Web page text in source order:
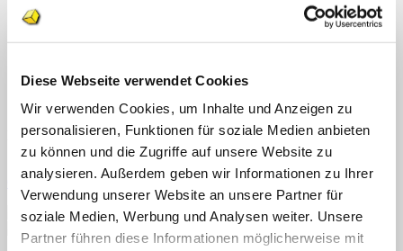
Diese Webseite verwendet Cookies
Wir verwenden Cookies, um Inhalte und Anzeigen zu
personalisieren, Funktionen für soziale Medien anbieten
zu können und die Zugriffe auf unsere Website zu
analysieren. Außerdem geben wir Informationen zu Ihrer
Verwendung unserer Website an unsere Partner für
soziale Medien, Werbung und Analysen weiter. Unsere
Partner führen diese Informationen möglicherweise mit
Konzentration/Wahrnehmung
Mathematik
Uhrzeit
Sachkunde
Fordern Sie unseren Flyer an
Gratismaterialien
Schnellansicht